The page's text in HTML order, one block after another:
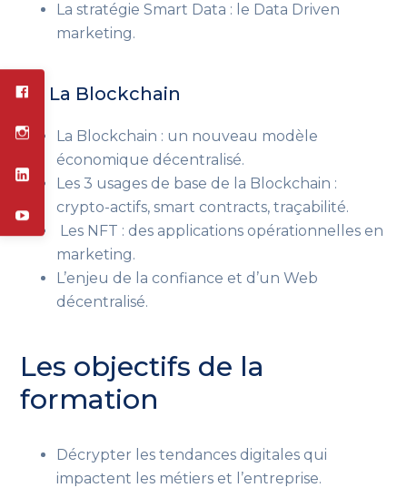
La stratégie Smart Data : le Data Driven
marketing.
6 – La Blockchain
La Blockchain : un nouveau modèle
économique décentralisé.
Les 3 usages de base de la Blockchain :
crypto-actifs, smart contracts, traçabilité.
Les NFT : des applications opérationnelles en
marketing.
L’enjeu de la confiance et d’un Web
décentralisé.
Les objectifs de la
formation
Décrypter les tendances digitales qui
impactent les métiers et l’entreprise.